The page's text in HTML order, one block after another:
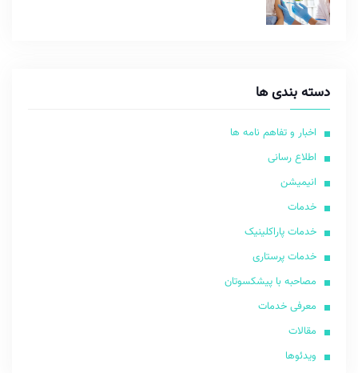
دسته بندی ها
اخبار و تفاهم نامه ها
اطلاع رسانی
انیمیشن
خدمات
خدمات پاراکلینیک
خدمات پرستاری
مصاحبه با پیشکسوتان
معرفی خدمات
مقالات
ویدئوها